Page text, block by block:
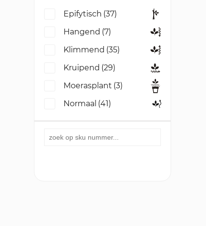
Epifytisch (37)
Hangend (7)
Klimmend (35)
Kruipend (29)
Moerasplant (3)
Normaal (41)